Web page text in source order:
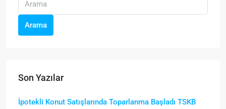
Arama
Son Yazılar
İpotekli Konut Satışlarında Toparlanma Başladı TSKB